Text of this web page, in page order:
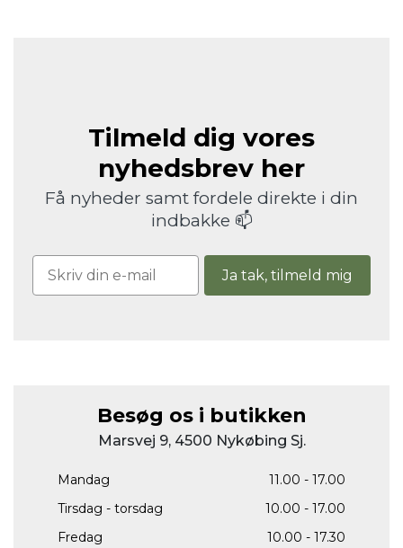
Tilmeld dig vores
nyhedsbrev her
Få nyheder samt fordele direkte i din
indbakke 📫
Ja tak, tilmeld mig
Besøg os i butikken
Marsvej 9, 4500 Nykøbing Sj.
Mandag
11.00 - 17.00
Tirsdag - torsdag
10.00 - 17.00
Fredag
10.00 - 17.30